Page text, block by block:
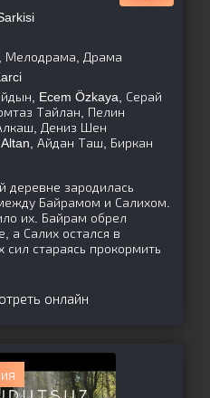
Мелодрама, Драма
Ecem Özkaya, Серай
Тайлан, Пелин
Дениз Шен
Айдан Таш, Биркан
деревне зародилась
Байрамом и Салихом.
их. Байрам обрел
а Салих остался в
сил стараясь прокормить
онлайн